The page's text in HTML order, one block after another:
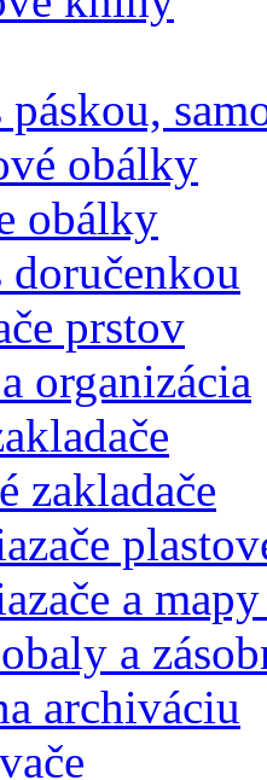
obálky
obálky
prstov
organizácia
zakladače
a
a
archiváciu